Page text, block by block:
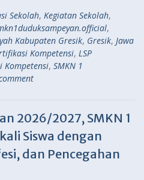
Sekolah, Kegiatan Sekolah,
,
Kabupaten Gresik, Gresik, Jawa
Kompetensi, LSP
Kompetensi, SMKN 1
2026/2027, SMKN 1
Siswa dengan
dan Pencegahan